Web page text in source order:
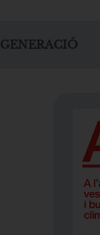
GENERACIÓ